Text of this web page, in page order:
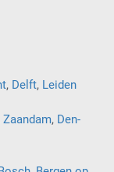
, Delft, Leiden
Zaandam, Den-